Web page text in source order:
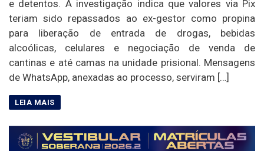
e detentos. A investigação indica que valores via Pix
teriam sido repassados ao ex-gestor como propina
para liberação de entrada de drogas, bebidas
alcoólicas, celulares e negociação de venda de
cantinas e até camas na unidade prisional. Mensagens
de WhatsApp, anexadas ao processo, serviram […]